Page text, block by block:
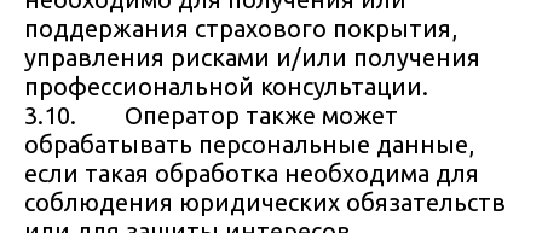
поддержания страхового покрытия,
управления рисками и/или получения
профессиональной консультации.
3.10. Оператор также может
обрабатывать персональные данные,
если такая обработка необходима для
соблюдения юридических обязательств